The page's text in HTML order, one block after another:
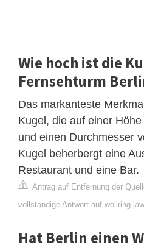
Wie hoch ist die
Fernsehturm
Das markanteste
Kugel, die auf einer
und einen Durchmesser
Kugel beherbergt eine
Restaurant und eine Bar.
Antrag auf Entfernung der
vollständige Antwort auf wollring-
Hat Berlin einen